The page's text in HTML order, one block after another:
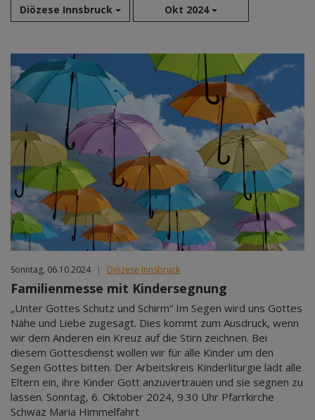
Diözese Innsbruck Okt 2024
Aug 2026
Sep 2026
Okt 2026
Nov 2026
Dez 2026
Jan 2027
Feb 2027
Mär 2027
Apr 2027
Mai 2027
Jun 2027
Sonntag, 06.10.2024 | Diözese Innsbruck
Familienmesse mit Kindersegnung
„Unter Gottes Schutz und Schirm“ Im Segen wird uns Gottes
Nähe und Liebe zugesagt. Dies kommt zum Ausdruck, wenn
wir dem Anderen ein Kreuz auf die Stirn zeichnen. Bei
diesem Gottesdienst wollen wir für alle Kinder um den
Segen Gottes bitten. Der Arbeitskreis Kinderliturgie lädt alle
Eltern ein, ihre Kinder Gott anzuvertrauen und sie segnen zu
lassen. Sonntag, 6. Oktober 2024, 9.30 Uhr Pfarrkirche
Schwaz Maria Himmelfahrt